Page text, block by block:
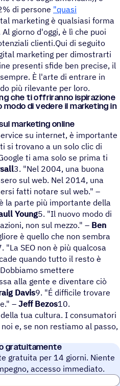
di persone "quasi
marketing è qualsiasi forma
giorno d'oggi, è lì che puoi
clienti.Qui di seguito
marketing per dimostrarti
presenti sfide ben precise, il
È l'arte di entrare in
più rilevante per loro.
che ti offri­ranno ispi­ra­zione
di vedere il marke­ting in
marketing online
su internet, è importante
si trovano a un solo clic di
ti ama solo se prima ti
3. "Nel 2004, una buona
sul web. Nel 2014, una
fatti notare sul web." –
la parte più importante della
Young5. "Il nuovo modo di
non sul mezzo." – Ben
è quello che non sembra
"La SEO non è più qualcosa
quando tutto il resto è
smettere
alla gente e diventare ciò
Davis9. "É difficile trovare
–Jeff Bezos10.
tua cultura. I consumatori
e, se non restiamo al passo,
gratuitamente
gratuita per 14 giorni. Niente
accesso immediato.